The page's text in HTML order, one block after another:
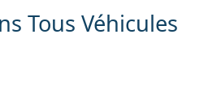
Tous Véhicules